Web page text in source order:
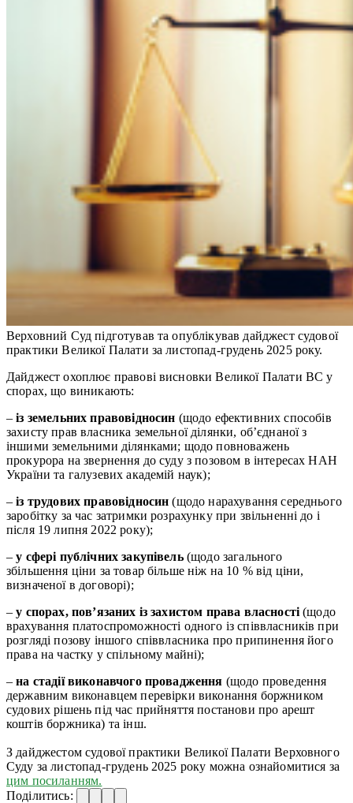
Верховний Суд підготував та опублікував дайджест судової
практики Великої Палати за листопад-грудень 2025 року.
Дайджест охоплює правові висновки Великої Палати ВС у
спорах, що виникають:
– із земельних правовідносин (щодо ефективних способів
захисту прав власника земельної ділянки, об’єднаної з
іншими земельними ділянками; щодо повноважень
прокурора на звернення до суду з позовом в інтересах НАН
України та галузевих академій наук);
–із трудових правовідносин (щодо нарахування середнього
заробітку за час затримки розрахунку при звільненні до і
після 19 липня 2022 року);
–у сфері публічних закупівель(щодо загального
збільшення ціни за товар більше ніж на 10 % від ціни,
визначеної в договорі);
– у спорах, пов’язаних із захистом права власності (щодо
врахування платоспроможності одного із співвласників при
розгляді позову іншого співвласника про припинення його
права на частку у спільному майні);
–на стадії виконавчого провадження (щодо проведення
державним виконавцем перевірки виконання боржником
судових рішень під час прийняття постанови про арешт
коштів боржника) та інш.
З дайджестом судової практики Великої Палати Верховного
Суду за листопад-грудень 2025 року можна ознайомитися за
цим посиланням.
Поділитись: